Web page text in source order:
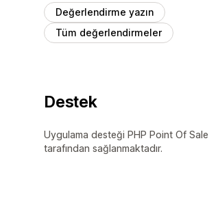
Değerlendirme yazın
Tüm değerlendirmeler
Destek
Uygulama desteği PHP Point Of Sale
tarafından sağlanmaktadır.